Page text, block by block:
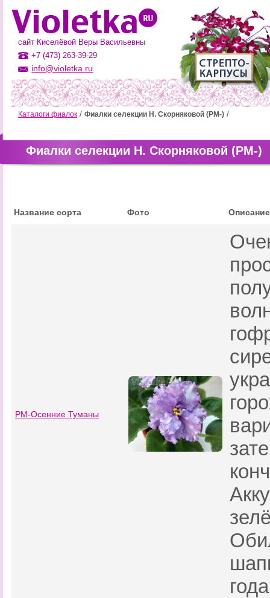
сайт Киселёвой Веры Васильевны
+7 (473) 263-39-29
info@violetka.ru
Каталоги фиалок Фиалки селекции Н. Скорняковой (РМ-)
Фиалки селекции Н. Скорняковой (РМ-)
Название сорта Фото Описание
РМ-Осенние Туманы